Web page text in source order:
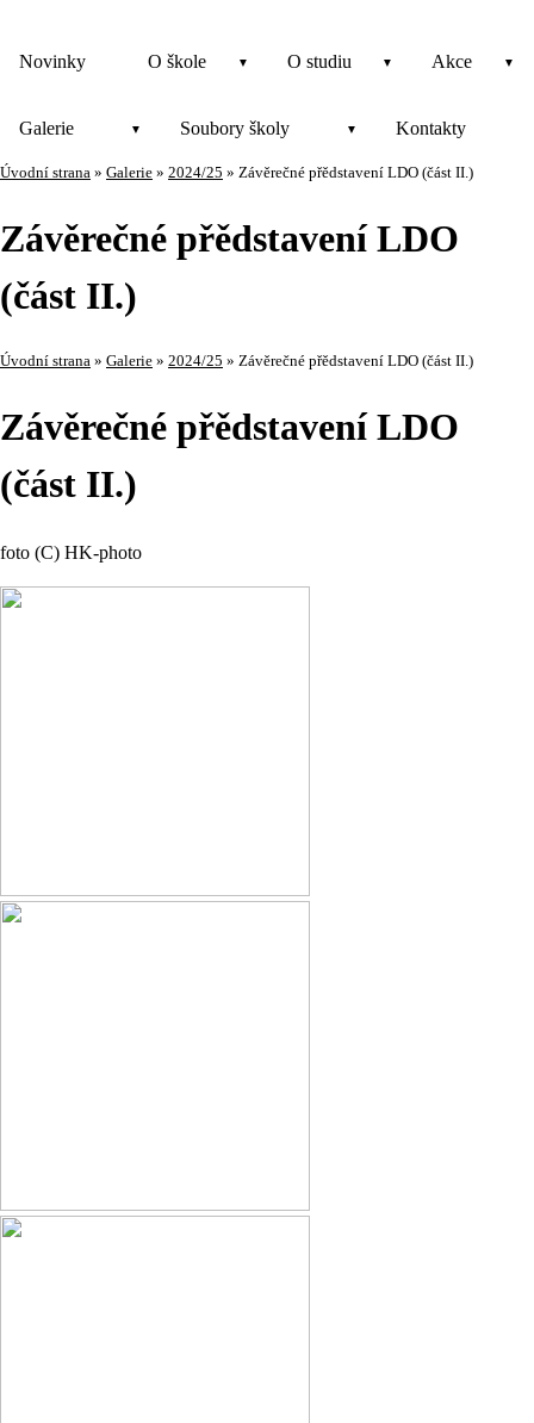
Novinky O škole O studiu Akce
Galerie Soubory školy Kontakty
Úvodní strana » Galerie » 2024/25 » Závěrečné přědstavení LDO (část II.)
Závěrečné přědstavení LDO
(část II.)
Úvodní strana » Galerie » 2024/25 » Závěrečné přědstavení LDO (část II.)
Závěrečné přědstavení LDO
(část II.)
foto (C) HK-photo